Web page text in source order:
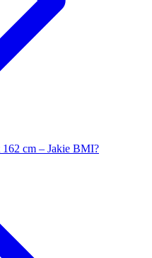
cm – Jakie BMI?